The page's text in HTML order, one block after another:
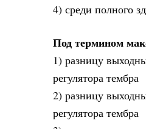
4) среди полного
Под термином
1) разницу
регулятора тембра
2) разницу
регулятора тембра